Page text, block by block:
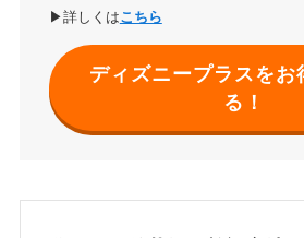
▶詳しくはこちら
ディズニープラスをお
る！